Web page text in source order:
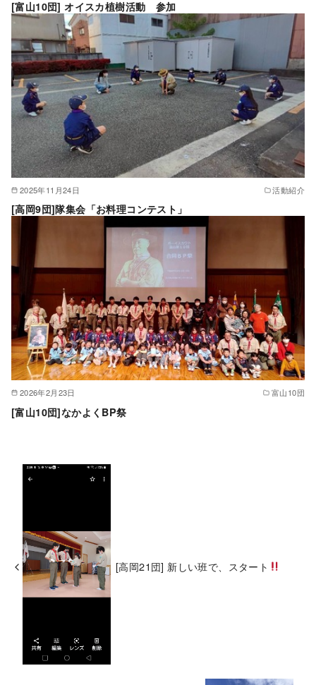
[富山10団] オイスカ植樹活動 参加
2025年11月24日 活動紹介
[高岡9団]隊集会「お料理コンテスト」
2026年2月23日 富山10団
[富山10団]なかよくBP祭
[高岡21団] 新しい班で、スタート